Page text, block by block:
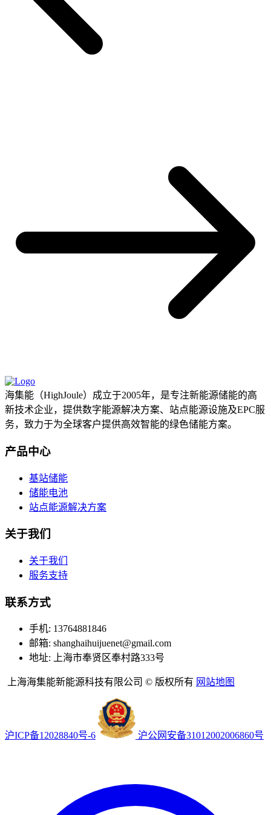
海集能（HighJoule）成立于2005年，是专注新能源储能的高
新技术企业，提供数字能源解决方案、站点能源设施及EPC服
务，致力于为全球客户提供高效智能的绿色储能方案。
产品中心
基站储能
储能电池
站点能源解决方案
关于我们
关于我们
服务支持
联系方式
手机: 13764881846
邮箱: shanghaihuijuenet@gmail.com
地址: 上海市奉贤区奉村路333号
上海海集能新能源科技有限公司 © 版权所有 网站地图
沪ICP备12028840号-6 沪公网安备31012002006860号